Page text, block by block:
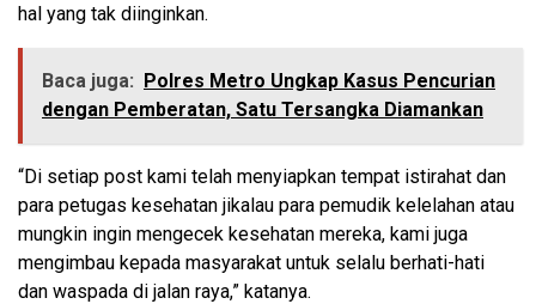
hal yang tak diinginkan.
Baca juga: Polres Metro Ungkap Kasus Pencurian
dengan Pemberatan, Satu Tersangka Diamankan
“Di setiap post kami telah menyiapkan tempat istirahat dan
para petugas kesehatan jikalau para pemudik kelelahan atau
mungkin ingin mengecek kesehatan mereka, kami juga
mengimbau kepada masyarakat untuk selalu berhati-hati
dan waspada di jalan raya,” katanya.